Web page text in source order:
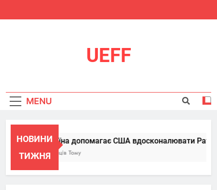
UEFF
MENU
НОВИНИ
ТИЖНЯ
Україна допомагає США вдосконалювати Patriot,
6 Місяців Тому